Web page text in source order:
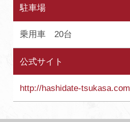
駐車場
乗用車 20台
公式サイト
http://hashidate-tsukasa.com